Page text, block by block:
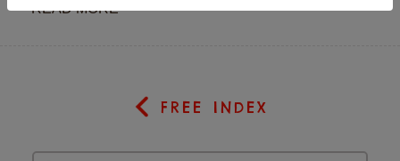
READ MORE
FREE INDEX